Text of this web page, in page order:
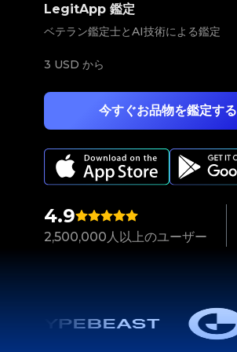
4.9
2,500,000人以上のユーザー
今すぐお品物を鑑定する
LegitApp 鑑定
ベテラン鑑定士とAI技術による鑑定
3 USD から